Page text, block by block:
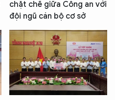
chặt chẽ giữa Công an với
đội ngũ cán bộ cơ sở